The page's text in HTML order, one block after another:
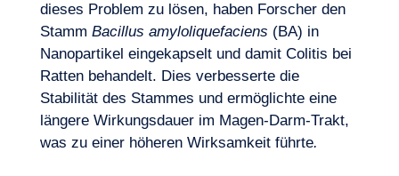
dieses Problem zu lösen, haben Forscher den
Stamm Bacillus amyloliquefaciens (BA) in
Nanopartikel eingekapselt und damit Colitis bei
Ratten behandelt. Dies verbesserte die
Stabilität des Stammes und ermöglichte eine
längere Wirkungsdauer im Magen-Darm-Trakt,
was zu einer höheren Wirksamkeit führte.